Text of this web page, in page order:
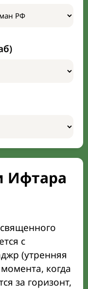
Ифтара
с
(утренняя
когда
за горизонт,